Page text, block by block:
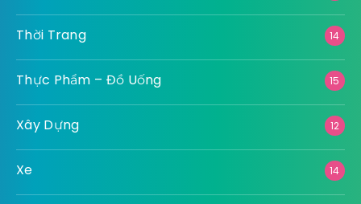
Thời Trang 14
Thực Phẩm – Đồ Uống 15
Xây Dựng 12
Xe 14